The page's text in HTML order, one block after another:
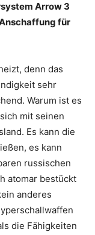
Arrow 3
für
denn das
sehr
Warum ist es
mit seinen
Es kann die
es kann
russischen
atomar bestückt
anderes
die Fähigkeiten